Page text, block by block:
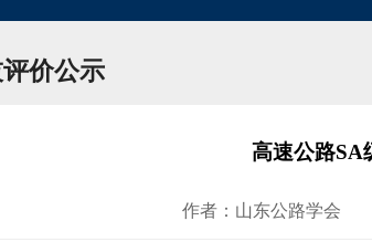
价公示
高速公路SA
作者：山东公路学会